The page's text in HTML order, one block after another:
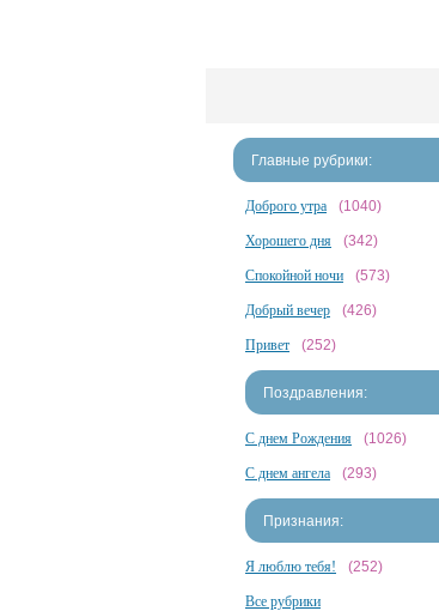
Главные рубрики:
Доброго утра (1040)
Хорошего дня (342)
Спокойной ночи (573)
Добрый вечер (426)
Привет (252)
Поздравления:
С днем Рождения (1026)
С днем ангела (293)
Признания:
Я люблю тебя! (252)
Все рубрики